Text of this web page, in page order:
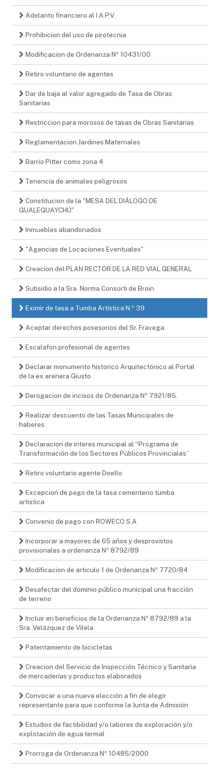
Adelanto financiero al I.A.P.V.
Prohibicion del uso de pirotecnia
Modificacion de Ordenanza Nº 10431/00
Retiro voluntario de agentes
Dar de baja al valor agregado de Tasa de Obras
Sanitarias
Restriccion para morosos de tasas de Obras Sanitarias
Reglamentacion Jardines Maternales
Barrio Pitter como zona 4
Tenencia de animales peligrosos
Constitucion de la "MESA DEL DIÁLOGO DE
GUALEGUAYCHÚ"
Inmuebles abandonados
"Agencias de Locaciones Eventuales"
Creacion del PLAN RECTOR DE LA RED VIAL GENERAL
Subsidio a la Sra. Norma Consorti de Broin
Eximir de tasa a Tumba Artística N º 39
Aceptar derechos posesorios del Sr. Fravega
Escalafon profesional de agentes
Declarar monumento historico Arquitectónico al Portal
de la ex arenera Giusto
Derogacion de incisos de Ordenanza Nº 7921/85.
Realizar descuento de las Tasas Municipales de
haberes.
Declaracion de interes municipal al “Programa de
Transformación de los Sectores Públicos Provinciales”
Retiro voluntario agente Doello
Excepcion de pago de la tasa cementerio tumba
artistica
Convenio de pago con ROWECO S.A
Incorporar a mayores de 65 años y desprovistos
provisionales a ordenanza Nº 8792/89
Modificacion de articulo 1 de Ordenanza Nº 7720/84
Desafectar del dominio público municipal una fracción
de terreno
Incluir en beneficios de la Ordenanza Nº 8792/89 a la
Sra. Velázquez de Vilela
Patentamiento de bicicletas
Creacion del Servicio de Inspección Técnico y Sanitaria
de mercaderías y productos elaborados
Convocar a una nueva elección a fin de elegir
representante para que conforme la Junta de Admisión
Estudios de factibilidad y/o labores de exploración y/o
explotación de agua termal
Prorroga de Ordenanza Nº 10485/2000